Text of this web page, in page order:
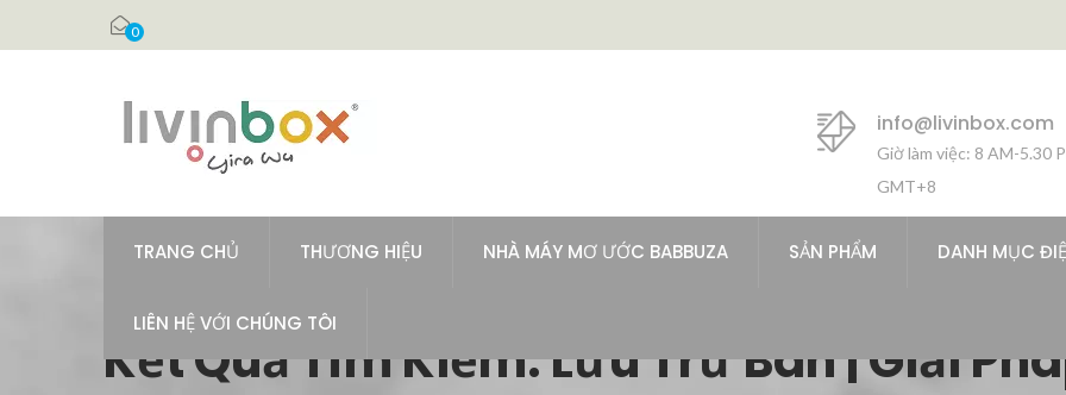
0
info@livinbox.com
Giờ làm việc: 8 AM-5.30
GMT+8
TRANG CHỦ THƯƠNG HIỆU NHÀ MÁY MƠ ƯỚC BABBUZA SẢN PHẨM DANH MỤC
LIÊN HỆ VỚI CHÚNG TÔI
Kết Quả Tìm Kiếm: Lưu Trữ Bàn | Giải